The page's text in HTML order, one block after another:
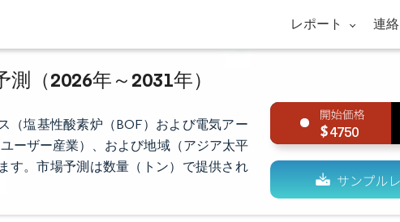
レポート 連絡
（2026年～2031年）
（塩基性酸素炉（BOF）および電気アー
ーザー産業）、および地域（アジア太平
す。市場予測は数量（トン）で提供され
4750